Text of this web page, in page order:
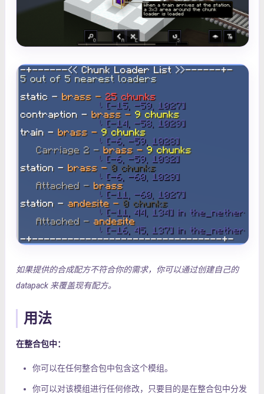
如果提供的合成配方不符合你的需求，你可以通过创建自己的
datapack 来覆盖现有配方。
用法
在整合包中：
你可以在任何整合包中包含这个模组。
你可以对该模组进行任何修改，只要目的是在整合包中分发